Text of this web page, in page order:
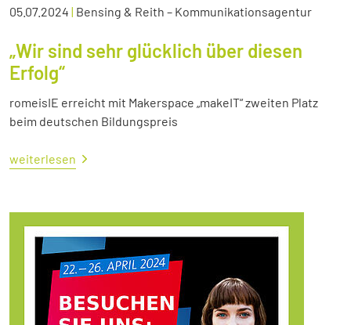
05.07.2024 | Bensing & Reith – Kommunikationsagentur
„Wir sind sehr glücklich über diesen
Erfolg“
romeisIE erreicht mit Makerspace „makeIT“ zweiten Platz
beim deutschen Bildungspreis
weiterlesen